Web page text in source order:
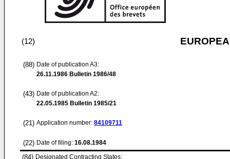
(12)
(88) Date of publication A3:
26.11.1986 Bulletin 1986/48
(43) Date of publication A2:
22.05.1985 Bulletin 1985/21
(21) Application number: 84109711
(22) Date of filing: 16.08.1984
(84) Designated Contracting States: